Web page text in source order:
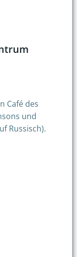
Café des
und
Russisch).